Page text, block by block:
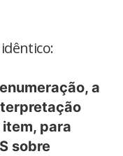
a
para
sobre